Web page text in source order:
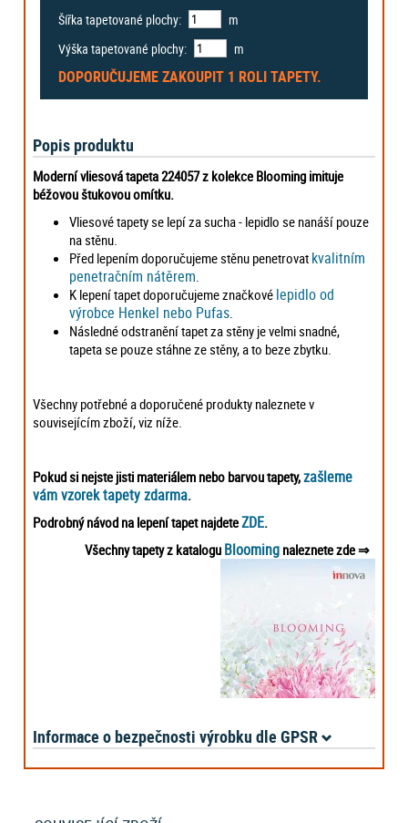
Šířka tapetované plochy:
m
Výška tapetované plochy:
m
DOPORUČUJEME ZAKOUPIT 1 ROLITAPETY.
Popis produktu
Moderní vliesová tapeta 224057 z kolekce Blooming imituje
béžovou štukovou omítku.
Vliesové tapety se lepí za sucha - lepidlo se nanáší pouze
na stěnu.
Před lepením doporučujeme stěnu penetrovat kvalitním
penetračním nátěrem
K lepení tapet doporučujeme značkové lepidlo od
výrobce Henkel nebo Pufas
Následné odstranění tapet za stěny je velmi snadné,
tapeta se pouze stáhne ze stěny, a to beze zbytku.
Všechny potřebné a doporučené produkty naleznete v
souvisejícím zboží, viz níže.
Pokud si nejste jisti materiálem nebo barvou tapety,zašleme
vám vzorek tapety zdarma.
Podrobný návod na lepení tapet najdeteZDE.
Všechny tapety z katalogu Bloomingnaleznete zde⇒
Informace o bezpečnosti výrobku dle GPSR